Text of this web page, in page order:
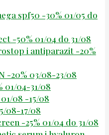
spf50 -30% 01/05 do
-50% 01/04 do 31/08
i antiparazit -20%
-20% 03/08-23/08
01/04-31/08
08 -15/08
08-17/08
-25% 01/04 do 31/08